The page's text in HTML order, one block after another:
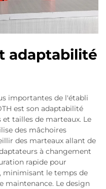
adaptabilité
importantes de l'établi
est son adaptabilité
tailles de marteaux. Le
des mâchoires
des marteaux allant de
à changement
rapide pour
minimisant le temps de
maintenance. Le design